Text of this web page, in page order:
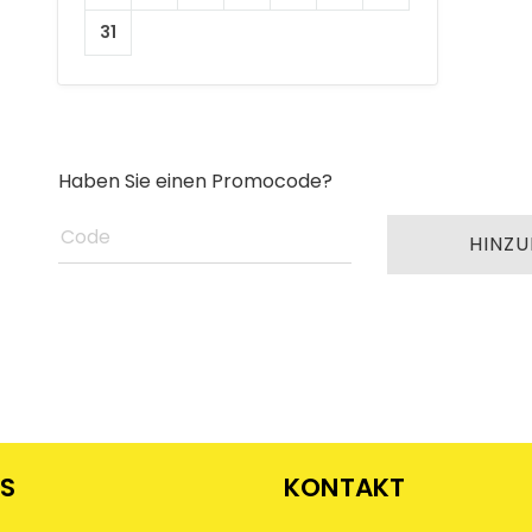
31
Haben Sie einen Promocode?
KONTAKT